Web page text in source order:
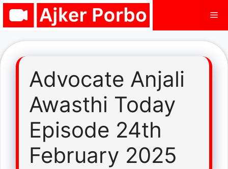
Skip
Advocate Anjali
Awasthi Today
Episode 24th
February 2025